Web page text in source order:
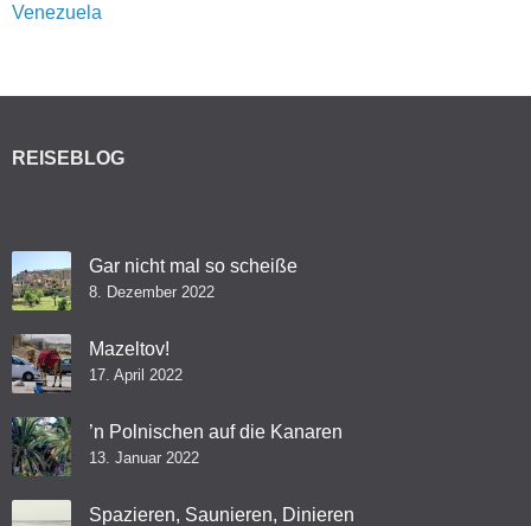
Venezuela
REISEBLOG
Gar nicht mal so scheiße
8. Dezember 2022
Mazeltov!
17. April 2022
’n Polnischen auf die Kanaren
13. Januar 2022
Spazieren, Saunieren, Dinieren